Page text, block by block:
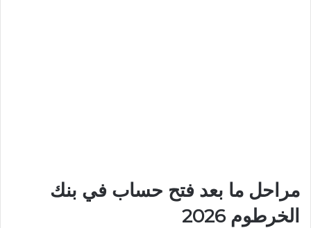
مراحل ما بعد فتح حساب في بنك
الخرطوم 2026